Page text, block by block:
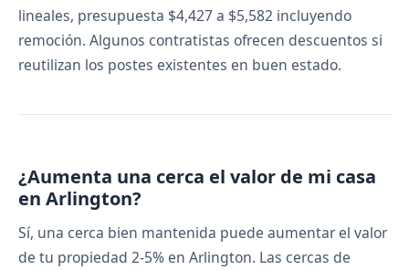
lineales, presupuesta $4,427 a $5,582 incluyendo
remoción. Algunos contratistas ofrecen descuentos si
reutilizan los postes existentes en buen estado.
¿Aumenta una cerca el valor de mi casa
en Arlington?
Sí, una cerca bien mantenida puede aumentar el valor
de tu propiedad 2-5% en Arlington. Las cercas de